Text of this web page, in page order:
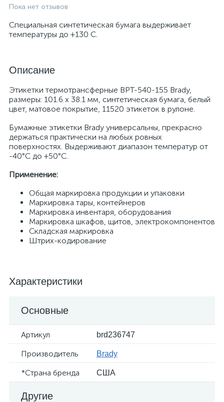
Пока нет отзывов
Специальная синтетическая бумага выдерживает
температуры до +130 С.
Описание
Этикетки термотрансферные BPT-540-155 Brady,
размеры: 101.6 x 38.1 мм, синтетическая бумага, белый
цвет, матовое покрытие, 11520 этикеток в рулоне.
Бумажные этикетки Brady универсальны, прекрасно
держаться практически на любых ровных
поверхностях. Выдерживают диапазон температур от
-40°С до +50°С.
Применение:
Общая маркировка продукции и упаковки
Маркировка тары, контейнеров
Маркировка инвентаря, оборудования
Маркировка шкафов, щитов, электрокомпонентов
Складская маркировка
Штрих-кодирование
Характеристики
Основные
Артикул brd236747
Производитель Brady
*Страна бренда США
Другие